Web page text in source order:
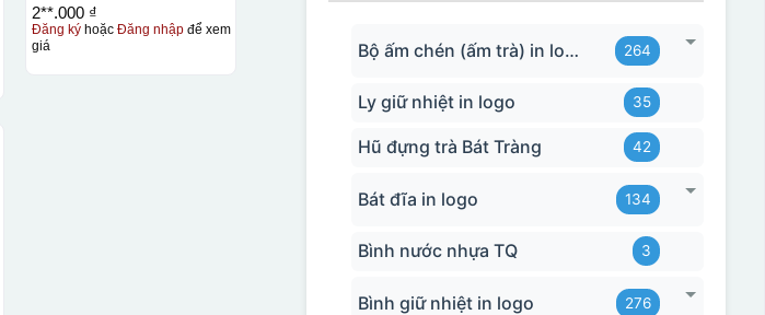
2**.000 ₫
Đăng ký hoặcĐăng nhập để xem
giá
Bộ ấm chén (ấm trà) in logo 264
Ly giữ nhiệt in logo 35
Hũ đựng trà Bát Tràng 42
Bát đĩa in logo 134
Bình nước nhựa TQ 3
Bình giữ nhiệt in logo 276